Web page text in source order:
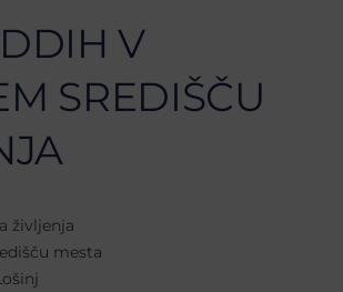
V
SREDIŠČU
življenja
mesta